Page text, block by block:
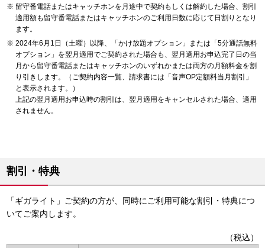
留守番電話またはキャッチホンを月途中で契約もしくは解約した場合、割引
適用額も留守番電話またはキャッチホンのご利用日数に応じて日割りとなり
ます。
2024年6月1日（土曜）以降、「かけ放題オプション」または「5分通話無料
オプション」を翌月適用でご契約された場合も、翌月適用お申込完了日の当
月から留守番電話またはキャッチホンのいずれかまたは両方の月額料金を割
り引きします。（ご契約内容一覧、請求書には「音声OP定額料当月割引」
と表示されます。）
上記の翌月適用お申込時の割引は、翌月適用をキャンセルされた場合、適用
されません。
割引・特典
「ギガライト」ご契約の方が、同時にご利用可能な割引・特典につ
いてご案内します。
（税込）